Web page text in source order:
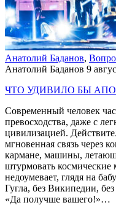
Анатолий Баданов,
Анатолий Баданов 9
ЧТО УДИВИЛО БЫ
Современный человек
превосходства, даже с
цивилизацией.
мгновенная связь через
кармане, машины,
штурмовать
недоумевает, глядя на
Гугла, без Википедии,
«Да получше вашего!»…